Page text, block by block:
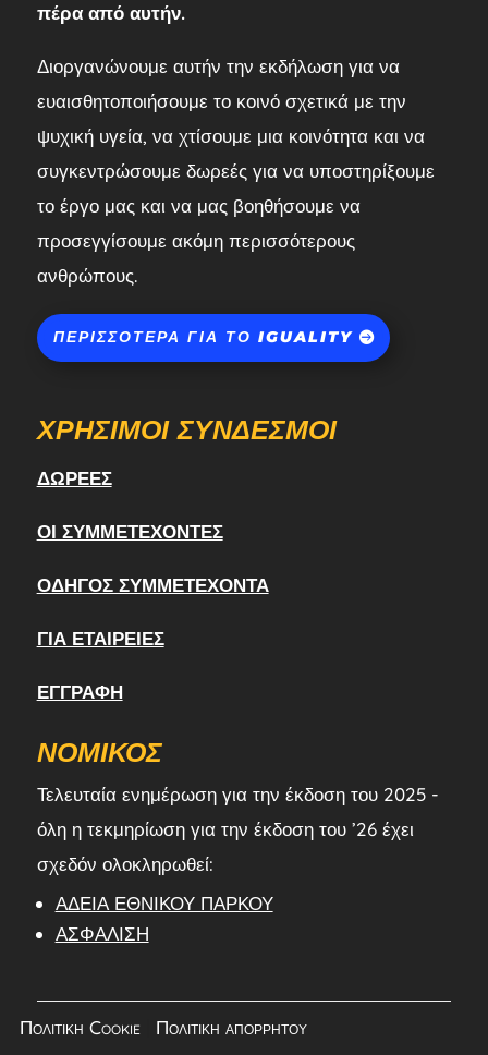
πέρα από αυτήν.
Διοργανώνουμε αυτήν την εκδήλωση για να
ευαισθητοποιήσουμε το κοινό σχετικά με την
ψυχική υγεία, να χτίσουμε μια κοινότητα και να
συγκεντρώσουμε δωρεές για να υποστηρίξουμε
το έργο μας και να μας βοηθήσουμε να
προσεγγίσουμε ακόμη περισσότερους
ανθρώπους.
ΠΕΡΙΣΣΌΤΕΡΑ ΓΙΑ ΤΟ IGUALITY
ΧΡΉΣΙΜΟΙ ΣΎΝΔΕΣΜΟΙ
ΔΩΡΕΈΣ
ΟΙ ΣΥΜΜΕΤΈΧΟΝΤΕΣ
ΟΔΗΓΌΣ ΣΥΜΜΕΤΈΧΟΝΤΑ
ΓΙΑ ΕΤΑΙΡΕΊΕΣ
ΕΓΓΡΑΦΉ
ΝΟΜΙΚΌΣ
Τελευταία ενημέρωση για την έκδοση του 2025 -
όλη η τεκμηρίωση για την έκδοση του ’26 έχει
σχεδόν ολοκληρωθεί:
ΆΔΕΙΑ ΕΘΝΙΚΟΎ ΠΆΡΚΟΥ
ΑΣΦΆΛΙΣΗ
Πολιτική Cookie Πολιτική απορρήτου